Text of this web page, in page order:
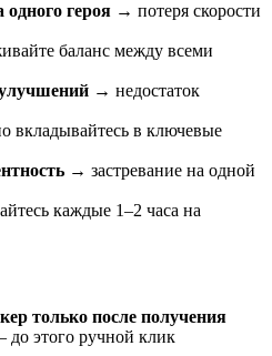
одного героя → потеря скорости
баланс между всеми
→ недостаток
вкладывайтесь в ключевые
→ застревание на одной
каждые 1–2 часа на
только после получения
этого ручной клик